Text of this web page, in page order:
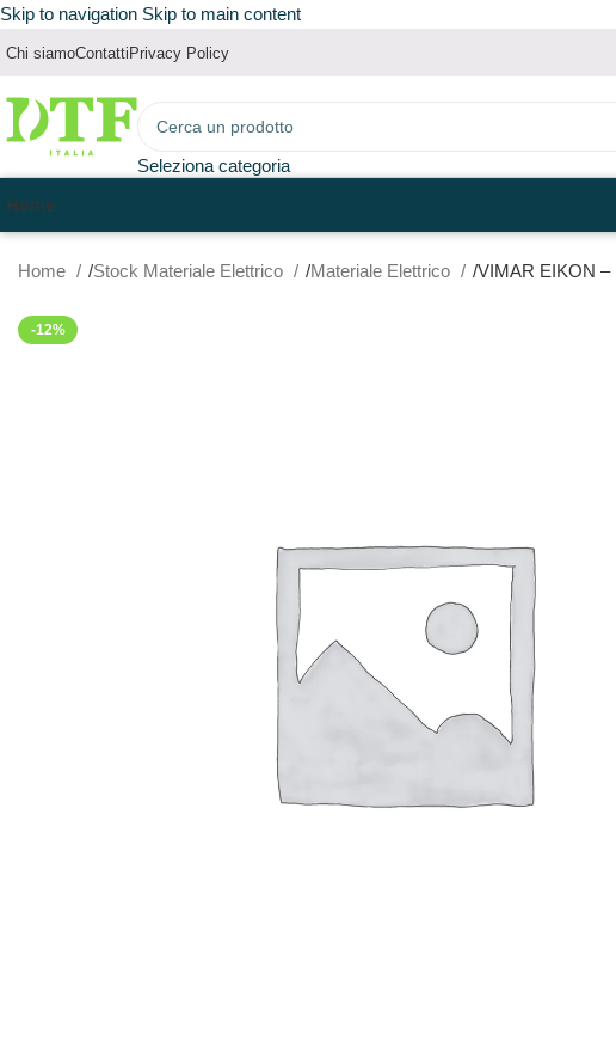
Skip to navigation Skip to main content
Chi siamoContattiPrivacy Policy
Seleziona categoria
Home
Home Stock Materiale Elettrico Materiale Elettrico VIMAR EIKON –
-12%